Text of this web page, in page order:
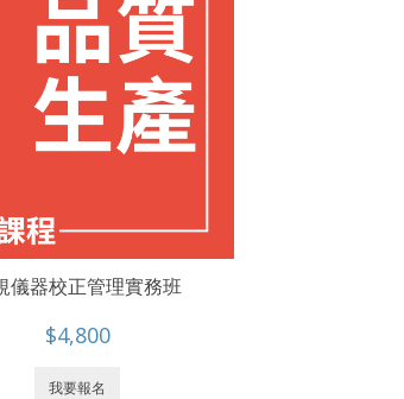
儀器校正管理實務班
$4,800
我要報名